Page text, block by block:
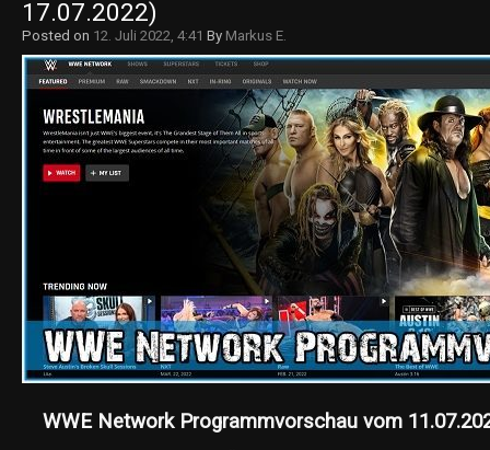
17.07.2022)
Posted on 12. Juli 2022, 4:41 By Markus E.
WWE Network Programmvorschau vom